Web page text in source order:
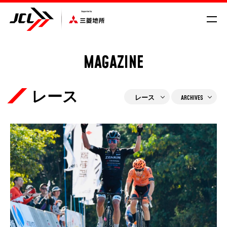
NEWS
MOVIE
GALLERY
MAGAZINE
レース レース
UKYO CEO
ビジネス
メディア
レース
観戦ガイド
ARCHIVES